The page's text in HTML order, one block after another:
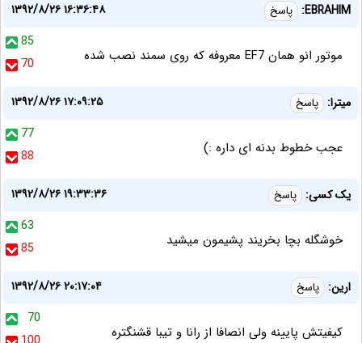
EBRAHIM: پاسخ
۱۳۹۲/۸/۲۶ ۱۶:۳۶:۴۸
85
70
موتور انو همان EF7 معروفه که روی سمند نصب شده
میترا: پاسخ
۱۳۹۲/۸/۲۶ ۱۷:۰۹:۲۵
77
88
عجب خطوط بدنه ای داره :)
یک کسی: پاسخ
۱۳۹۲/۸/۲۶ ۱۹:۳۳:۳۶
63
85
خوشگله بچا بخریند پشیمون میشید
ارین: پاسخ
۱۳۹۲/۸/۲۶ ۲۰:۱۷:۰۴
70
کیفیتش پایینه ولی انصافا از رانا و تیبا قشنگتره